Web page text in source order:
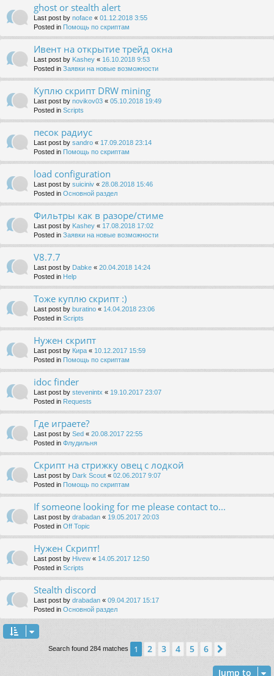
ghost or stealth alert
Last post by noface « 01.12.2018 3:55
Posted in Помощь по скриптам
Ивент на открытие трейд окна
Last post by Kashey « 16.10.2018 9:53
Posted in Заявки на новые возможности
Куплю скрипт DRW mining
Last post by novikov03 « 05.10.2018 19:49
Posted in Scripts
песок радиус
Last post by sandro « 17.09.2018 23:14
Posted in Помощь по скриптам
load configuration
Last post by suiciniv « 28.08.2018 15:46
Posted in Основной раздел
Фильтры как в разоре/стиме
Last post by Kashey « 17.08.2018 17:02
Posted in Заявки на новые возможности
V8.7.7
Last post by Dabke « 20.04.2018 14:24
Posted in Help
Тоже куплю скрипт :)
Last post by buratino « 14.04.2018 23:06
Posted in Scripts
Нужен скрипт
Last post by Кира « 10.12.2017 15:59
Posted in Помощь по скриптам
idoc finder
Last post by stevenintx « 19.10.2017 23:07
Posted in Requests
Где играете?
Last post by Sed « 20.08.2017 22:55
Posted in Флудильня
Скрипт на стрижку овец с лодкой
Last post by Dark Scout « 02.06.2017 9:07
Posted in Помощь по скриптам
If someone looking for me please contact to...
Last post by drabadan « 19.05.2017 20:03
Posted in Off Topic
Нужен Скрипт!
Last post by Hivew « 14.05.2017 12:50
Posted in Scripts
Stealth discord
Last post by drabadan « 09.04.2017 15:17
Posted in Основной раздел
Search found 284 matches 1 2 3 4 5 6
Jump to